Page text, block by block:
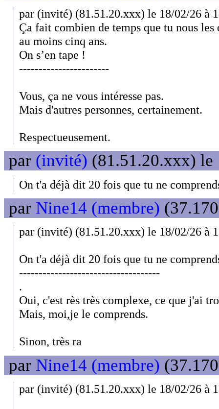
par (invité) (81.51.20.xxx) le 18/02/26 à
Ça fait combien de temps que tu nous les
au moins cinq ans.
On s’en tape !
-----------------------
Vous, ça ne vous intéresse pas.
Mais d'autres personnes, certainement.
Respectueusement.
par (invité) (81.51.20.xxx) le
On t'a déjà dit 20 fois que tu ne
par Nine14 (membre)
par (invité) (81.51.20.xxx) le 18/02/26 à
On t'a déjà dit 20 fois que tu ne
------------------------------------
.
Oui, c'est rès très complexe, ce que j'ai
Mais, moi,je le comprends.
Sinon, très ra
par Nine14 (membre)
par (invité) (81.51.20.xxx) le 18/02/26 à